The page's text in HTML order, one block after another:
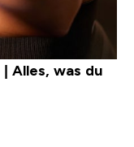
| Alles, was du